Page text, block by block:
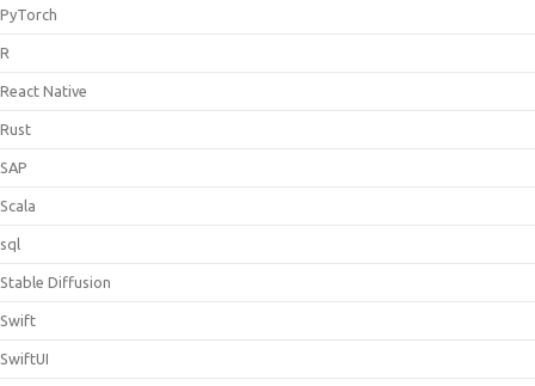
PyTorch
R
React Native
Rust
SAP
Scala
sql
Stable Diffusion
Swift
SwiftUI